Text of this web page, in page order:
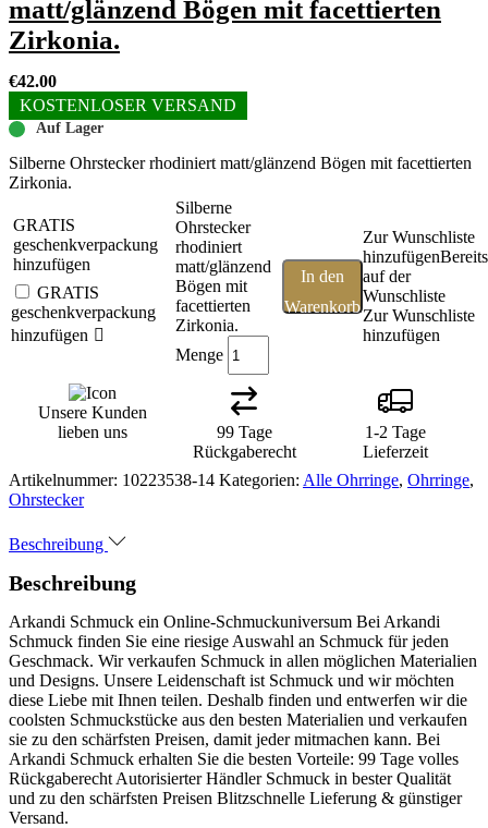
matt/glänzend Bögen mit facettierten
Zirkonia.
€42.00
KOSTENLOSER VERSAND
Auf Lager
Silberne Ohrstecker rhodiniert matt/glänzend Bögen mit facettierten
Zirkonia.
GRATIS
geschenkverpackung
hinzufügen
GRATIS
geschenkverpackung
hinzufügen
Silberne
Ohrstecker
rhodiniert
matt/glänzend
Bögen mit
facettierten
Zirkonia.
Menge
In den
Warenkorb
Zur Wunschliste
hinzufügenBereits
auf der
Wunschliste
Zur Wunschliste
hinzufügen
Unsere Kunden
lieben uns
99 Tage
Rückgaberecht
1-2 Tage
Lieferzeit
Artikelnummer: 10223538-14 Kategorien: Alle Ohrringe, Ohrringe,
Ohrstecker
Beschreibung
Beschreibung
Arkandi Schmuck ein Online-Schmuckuniversum Bei Arkandi
Schmuck finden Sie eine riesige Auswahl an Schmuck für jeden
Geschmack. Wir verkaufen Schmuck in allen möglichen Materialien
und Designs. Unsere Leidenschaft ist Schmuck und wir möchten
diese Liebe mit Ihnen teilen. Deshalb finden und entwerfen wir die
coolsten Schmuckstücke aus den besten Materialien und verkaufen
sie zu den schärfsten Preisen, damit jeder mitmachen kann. Bei
Arkandi Schmuck erhalten Sie die besten Vorteile: 99 Tage volles
Rückgaberecht Autorisierter Händler Schmuck in bester Qualität
und zu den schärfsten Preisen Blitzschnelle Lieferung & günstiger
Versand.